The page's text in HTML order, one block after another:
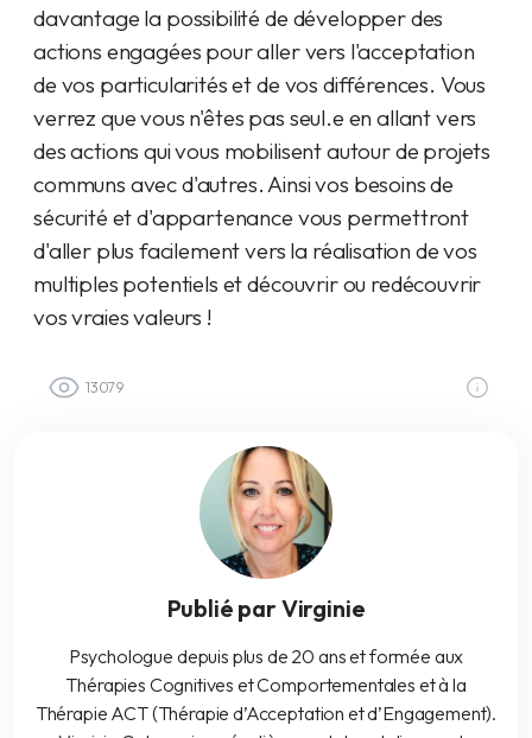
davantage la possibilité de développer des
actions engagées pour aller vers l'acceptation
de vos particularités et de vos différences. Vous
verrez que vous n'êtes pas seul.e en allant vers
des actions qui vous mobilisent autour de projets
communs avec d'autres. Ainsi vos besoins de
sécurité et d'appartenance vous permettront
d'aller plus facilement vers la réalisation de vos
multiples potentiels et découvrir ou redécouvrir
vos vraies valeurs !
13079
Publié par Virginie
Psychologue depuis plus de 20 ans et formée aux
Thérapies Cognitives et Comportementales et à la
Thérapie ACT (Thérapie d’Acceptation et d’Engagement).